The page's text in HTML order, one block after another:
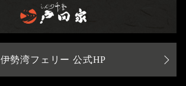
伊勢湾フェリー 公式HP